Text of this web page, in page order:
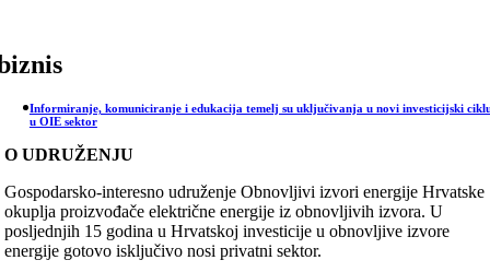
Informiranje, komuniciranje i edukacija temelj su uključivanja u novi investicijski
u OIE sektor
O UDRUŽENJU
Gospodarsko-interesno udruženje Obnovljivi izvori energije Hrvatske
okuplja proizvođače električne energije iz obnovljivih izvora. U
posljednjih 15 godina u Hrvatskoj investicije u obnovljive izvore
energije gotovo isključivo nosi privatni sektor.